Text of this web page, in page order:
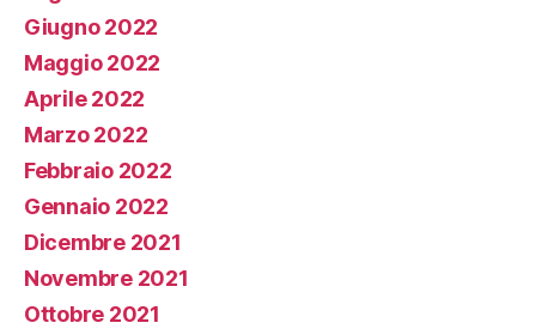
Giugno 2022
Maggio 2022
Aprile 2022
Marzo 2022
Febbraio 2022
Gennaio 2022
Dicembre 2021
Novembre 2021
Ottobre 2021